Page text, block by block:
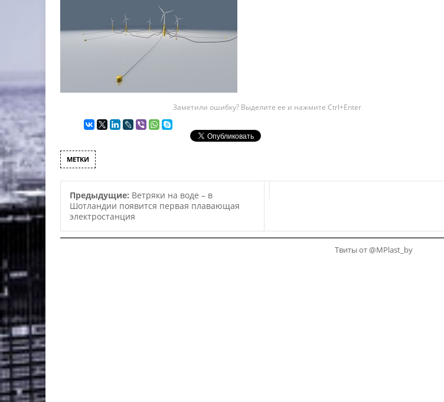
Заметили ошибку? Выделите ее и нажмите Ctrl+Enter
МЕТКИ
Предыдущие: Ветряки на воде – в
Шотландии появится первая плавающая
электростанция
Твиты от @MPlast_by